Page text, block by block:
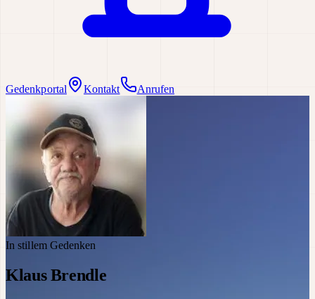
Gedenkportal Kontakt Anrufen
In stillem Gedenken
Klaus Brendle